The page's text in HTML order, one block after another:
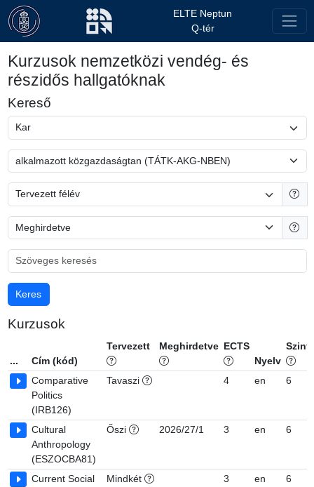
ELTE Neptun
Q-tér
Kurzusok nemzetközi vendég- és
részidős hallgatóknak
Kereső
Kurzusok
... Cím (kód)
Tervezett Meghirdetve ECTS
Nyelv
Szint
Comparative
Politics
(IRB126)
Tavaszi 4 en 6
Cultural
Anthropology
(ESZOCBA81)
Őszi 2026/27/1 3 en 6
Current Social
Mindkét 3 en 6